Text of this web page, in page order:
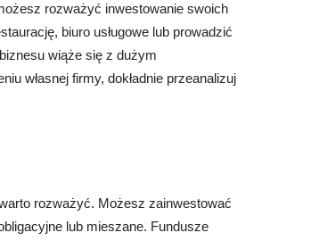
rozważyć inwestowanie swoich
biuro usługowe lub prowadzić
wiąże się z dużym
własnej firmy, dokładnie przeanalizuj
rozważyć. Możesz zainwestować
lub mieszane. Fundusze